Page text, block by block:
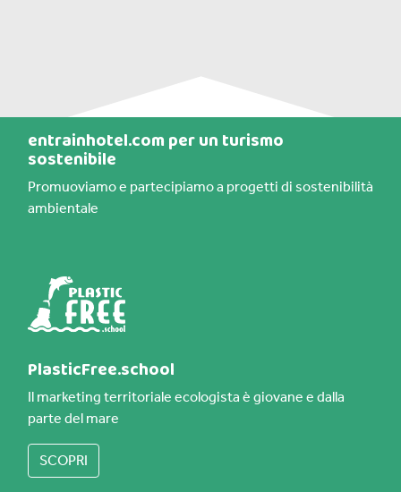
entrainhotel.com per un turismo
sostenibile
Promuoviamo e partecipiamo a progetti di sostenibilità
ambientale
PlasticFree.school
Il marketing territoriale ecologista è giovane e dalla
parte del mare
SCOPRI